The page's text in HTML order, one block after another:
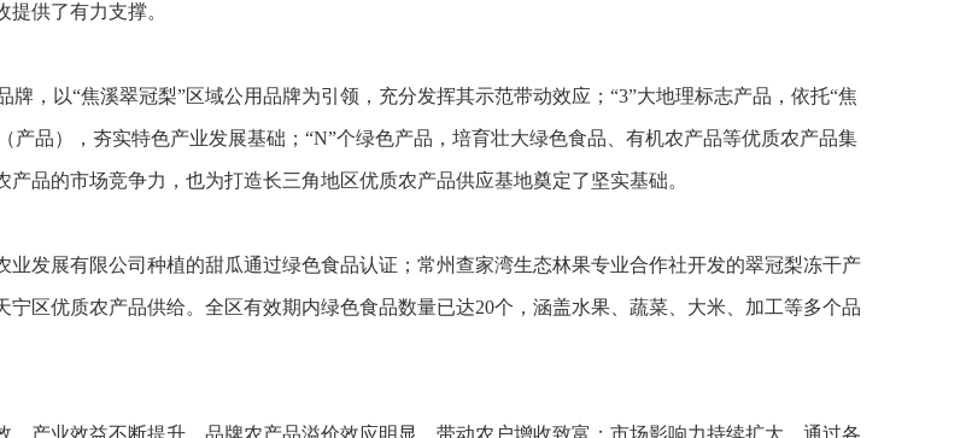
供了有力支撑。
牌，以“焦溪翠冠梨”区域公用品牌为引领，充分发挥其示范带动效应；“3”大地理标志产品，依托“焦
产品），夯实特色产业发展基础；“N”个绿色产品，培育壮大绿色食品、有机农产品等优质农产品集
品的市场竞争力，也为打造长三角地区优质农产品供应基地奠定了坚实基础。
发展有限公司种植的甜瓜通过绿色食品认证；常州查家湾生态林果专业合作社开发的翠冠梨冻干产
区优质农产品供给。全区有效期内绿色食品数量已达20个，涵盖水果、蔬菜、大米、加工等多个品
产业效益不断提升，品牌农产品溢价效应明显，带动农户增收致富；市场影响力持续扩大，通过各